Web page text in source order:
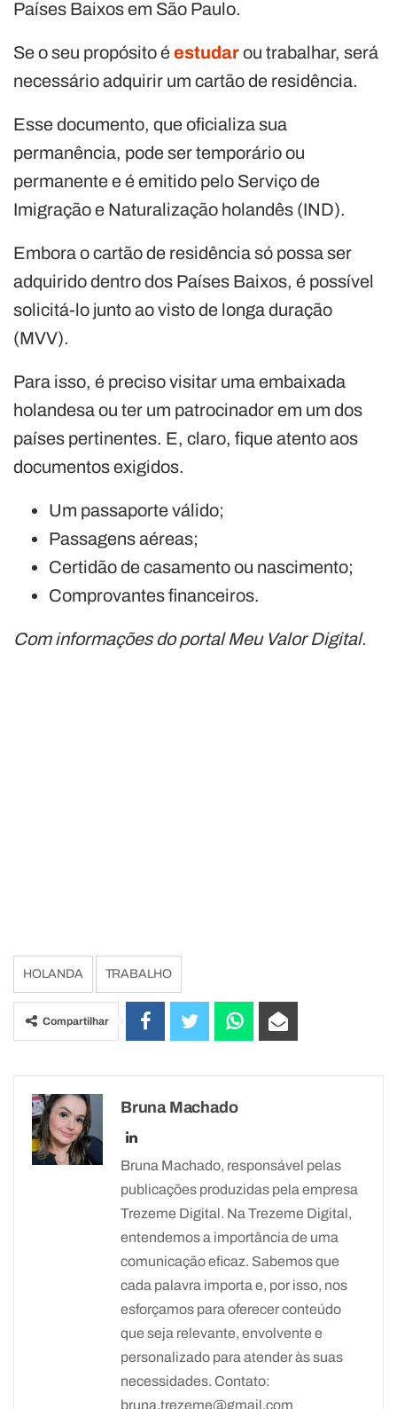
Países Baixos em São Paulo.
Se o seu propósito éestudarou trabalhar, será
necessário adquirir um cartão de residência.
Esse documento, que oficializa sua
permanência, pode ser temporário ou
permanente e é emitido pelo Serviço de
Imigração e Naturalização holandês (IND).
Embora o cartão de residência só possa ser
adquirido dentro dos Países Baixos, é possível
solicitá-lo junto ao visto de longa duração
(MVV).
Para isso, é preciso visitar uma embaixada
holandesa ou ter um patrocinador em um dos
países pertinentes. E, claro, fique atento aos
documentos exigidos.
Um passaporte válido;
Passagens aéreas;
Certidão de casamento ou nascimento;
Comprovantes financeiros.
Com informações do portal Meu Valor Digital.
HOLANDA TRABALHO
Compartilhar
Bruna Machado
Bruna Machado, responsável pelas
publicações produzidas pela empresa
Trezeme Digital. Na Trezeme Digital,
entendemos a importância de uma
comunicação eficaz. Sabemos que
cada palavra importa e, por isso, nos
esforçamos para oferecer conteúdo
que seja relevante, envolvente e
personalizado para atender às suas
necessidades. Contato:
bruna.trezeme@gmail.com